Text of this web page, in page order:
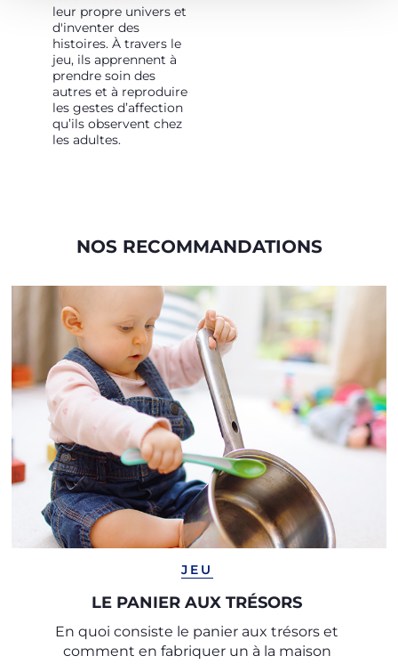
leur propre univers et
d'inventer des
histoires. À travers le
jeu, ils apprennent à
prendre soin des
autres et à reproduire
les gestes d’affection
qu’ils observent chez
les adultes.
NOS RECOMMANDATIONS
JEU
LE PANIER AUX TRÉSORS
En quoi consiste le panier aux trésors et
comment en fabriquer un à la maison